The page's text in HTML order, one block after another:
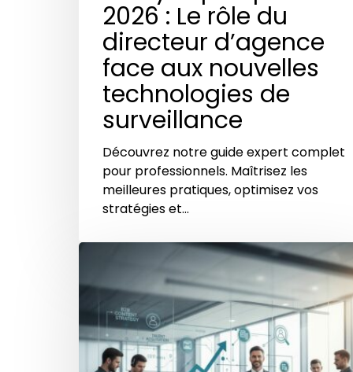
2026 : Le rôle du
directeur d’agence
face aux nouvelles
technologies de
surveillance
Découvrez notre guide expert complet
pour professionnels. Maîtrisez les
meilleures pratiques, optimisez vos
stratégies et…
Comment
directeur
d’agence
de
sécurité